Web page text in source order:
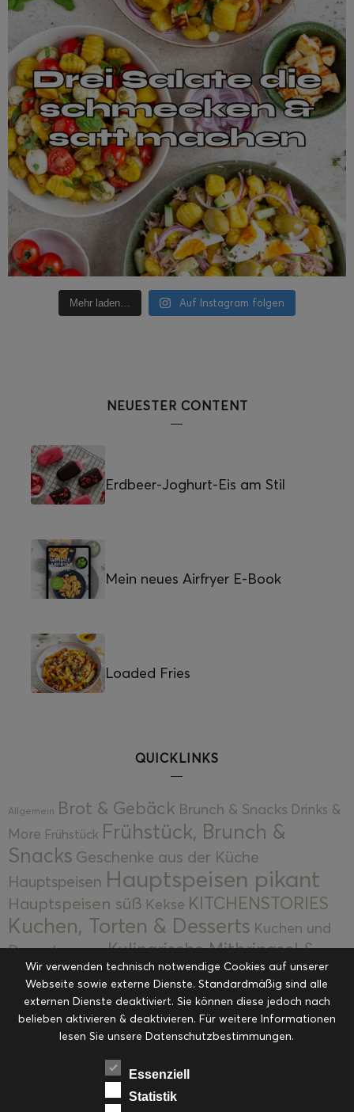
Mehr laden… Auf Instagram folgen
NEUESTER CONTENT
Erdbeer-Joghurt-Eis am Stil
Mein neues Airfryer E-Book
Loaded Fries
QUICKLINKS
Allgemein Brot & Gebäck Brunch & Snacks Drinks &
More Frühstück Frühstück, Brunch &
Snacks Geschenke aus der Küche
Hauptspeisen Hauptspeisen pikant
Hauptspeisen süß Kekse KITCHENSTORIES
Kuchen, Torten & Desserts Kuchen und
Desserts
Kulinarische Mitbringsel &
Eingemachtes Ohne Kategorie Ostern Resteküche
RezepteSaisonalSliderStartseite
Suppen, Salate & Vorspeisen Vorspeisen &
Vorspeisen, Salate & Suppen
Weihnachten Workshops & Events
Wir verwenden technisch notwendige Cookies auf unserer
Webseite sowie externe Dienste. Standardmäßig sind alle
externen Dienste deaktiviert. Sie können diese jedoch nach
belieben aktivieren & deaktivieren. Für weitere Informationen
lesen Sie unsere Datenschutzbestimmungen.
Essenziell
Statistik